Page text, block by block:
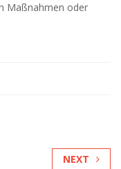
Maßnahmen oder
NEXT